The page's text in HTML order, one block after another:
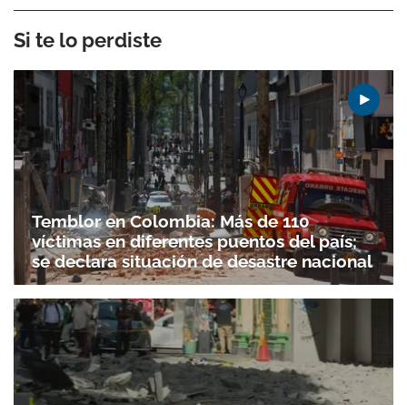
Si te lo perdiste
Temblor en Colombia: Más de 110
víctimas en diferentes puentos del país;
se declara situación de desastre nacional